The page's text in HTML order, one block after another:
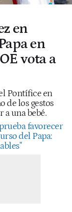
en
en
vota a
Pontífice en
de los gestos
a una bebé.
favorecer
del Papa: